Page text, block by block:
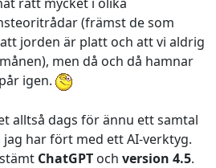
(främst de som
jorden är platt och att vi aldrig
men då och då hamnar
igen.
alltså dags för ännu ett samtal
har fört med ett AI-verktyg.
ChatGPToch version 4.5.